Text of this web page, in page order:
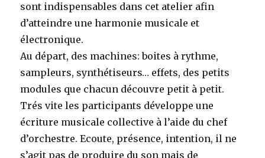
sont indispensables dans cet atelier afin
d’atteindre une harmonie musicale et
électronique.
Au départ, des machines: boites à rythme,
sampleurs, synthétiseurs… effets, des petits
modules que chacun découvre petit à petit.
Trés vite les participants développe une
écriture musicale collective à l’aide du chef
d’orchestre. Ecoute, présence, intention, il ne
s’agit pas de produire du son mais de